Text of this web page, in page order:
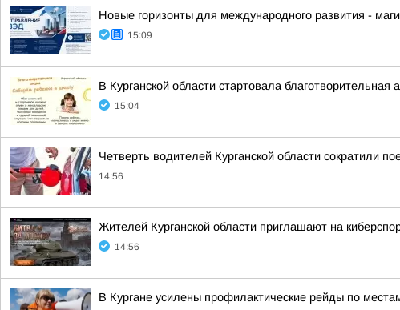
Новые горизонты для международного развития -
15:09
В Курганской области стартовала
15:04
Четверть водителей Курганской области сократили
14:56
Жителей Курганской области приглашают на
14:56
В Кургане усилены профилактические рейды по